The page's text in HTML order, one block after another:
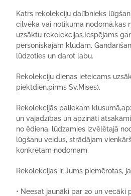
Katrs rekolekciju dalībnieks
cilvēka vai notikuma nodomā,kas
uzsāktu rekolekcijas. Iespējams
personiskajām kļūdām.
lūdzoties un darot labu.
Rekolekciju dienas ieteicams
piektdien,pirms Sv.Mises).
Rekolekcijās paliekam klusumā,
un vajadzības un apzināti
noēdiena, lūdzamies izvēlētajā
lūgšanu veidus, strādājam
konkrētam nodomam.
Rekolekcijas ir Jums piemērotas,
• Neesat jaunāki par 20 un vecāki